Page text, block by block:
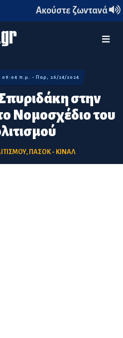
Ακούστε ζωντανά
στην
Νομοσχέδιο του
09:04 π.μ. - Παρ, 26/24/2024
, ΠΑΣΟΚ - ΚΙΝΑΛ